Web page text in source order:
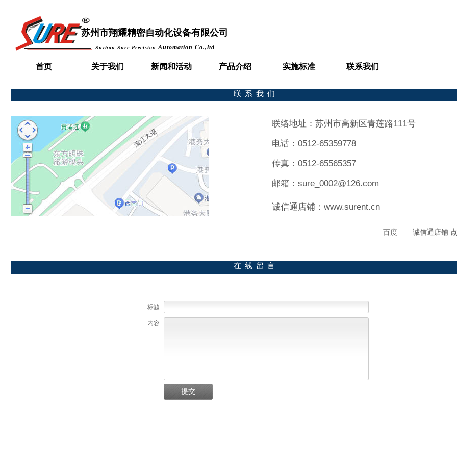
苏州市翔耀精密自动化设备有限公司
Suzhou Sure Precision Automation Co.,ltd
首页 关于我们 新闻和活动 产品介绍 实施标准 联系我们
联系我们
联络地址：苏州市高新区青莲路111号
电话：0512-65359778
传真：0512-65565357
邮箱：sure_0002@126.com
诚信通店铺：www.surent.cn
百度 诚信通店铺
在线留言
标题
内容
提交